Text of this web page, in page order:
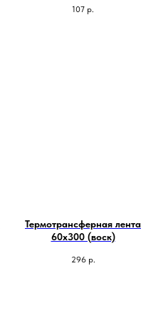
107 р.
Термотрансферная лента
60х300 (воск)
296 р.